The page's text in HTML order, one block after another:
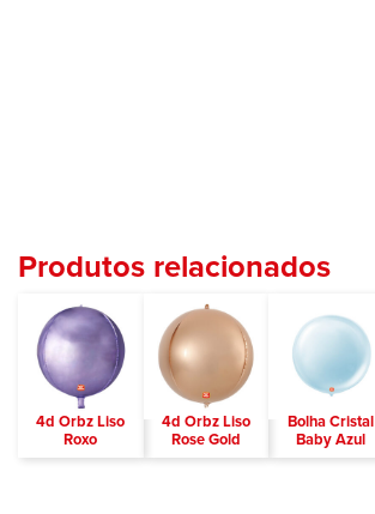
Produtos relacionados
4d Orbz Liso
Roxo
4d Orbz Liso
Rose Gold
Bolha Cristal
Baby Azul